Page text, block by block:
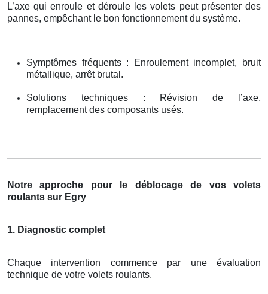
L’axe qui enroule et déroule les volets peut présenter des
pannes, empêchant le bon fonctionnement du système.
Symptômes fréquents : Enroulement incomplet, bruit
métallique, arrêt brutal.
Solutions techniques : Révision de l’axe,
remplacement des composants usés.
Notre approche pour le déblocage de vos volets
roulants sur Egry
1. Diagnostic complet
Chaque intervention commence par une évaluation
technique de votre volets roulants.